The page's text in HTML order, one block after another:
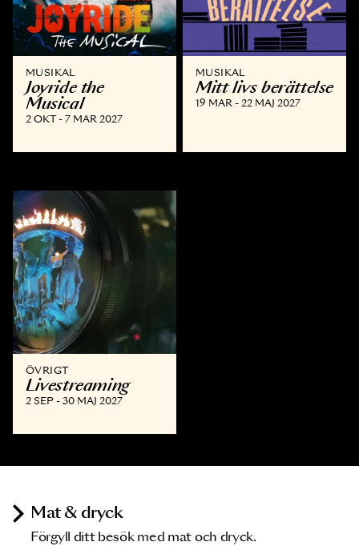
MUSIKAL
Joyride the
Musical
2 OKT - 7 MAR 2027
MUSIKAL
Mitt livs berättelse
19 MAR - 22 MAJ 2027
ÖVRIGT
Livestreaming
2 SEP - 30 MAJ 2027
Mat & dryck
Förgyll ditt besök med mat och dryck.